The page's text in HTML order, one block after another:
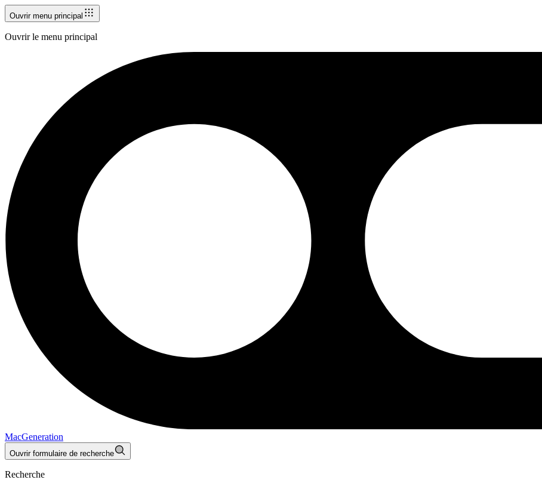
Ouvrir menu principal
Ouvrir le menu principal
MacGeneration
Ouvrir formulaire de recherche
Recherche